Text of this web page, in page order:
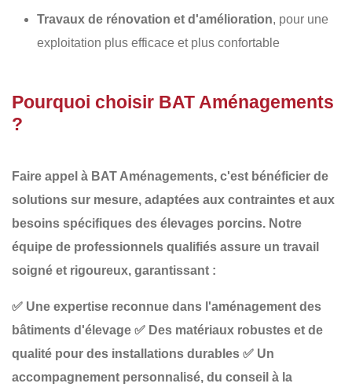
Travaux de rénovation et d'amélioration, pour une
exploitation plus efficace et plus confortable
Pourquoi choisir BAT Aménagements
?
Faire appel à BAT Aménagements, c'est bénéficier de
solutions sur mesure, adaptées aux contraintes et aux
besoins spécifiques des élevages porcins. Notre
équipe de professionnels qualifiés assure un travail
soigné et rigoureux, garantissant :
✅ Une expertise reconnue dans l'aménagement des
bâtiments d'élevage ✅ Des matériaux robustes et de
qualité pour des installations durables ✅ Un
accompagnement personnalisé, du conseil à la